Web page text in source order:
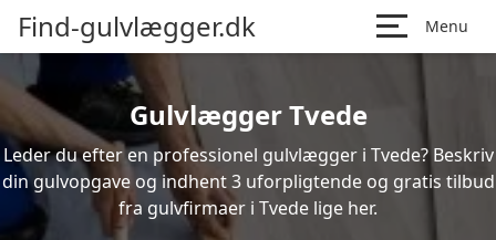
Find-gulvlægger.dk Menu
Gulvlægger Tvede
Leder du efter en professionel gulvlægger i Tvede? Beskriv
din gulvopgave og indhent 3 uforpligtende og gratis tilbud
fra gulvfirmaer i Tvede lige her.